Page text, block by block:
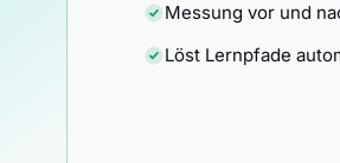
Messung vor und
Löst Lernpfade